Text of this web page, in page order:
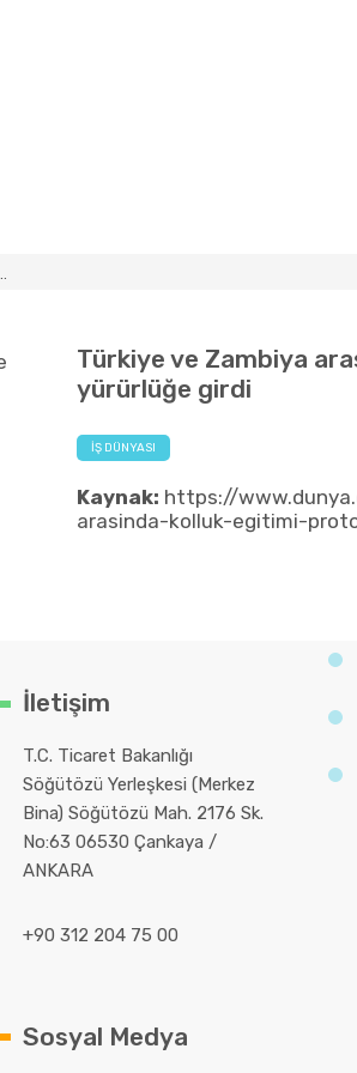
Türkiye ve Zambiya
yürürlüğe girdi
İŞ DÜNYASI
Kaynak: https://
arasinda-kolluk-egitimi-
İletişim
T.C. Ticaret Bakanlığı
Söğütözü Yerleşkesi (Merkez
Bina) Söğütözü Mah. 2176 Sk.
No:63 06530 Çankaya /
ANKARA
+90 312 204 75 00
Sosyal Medya